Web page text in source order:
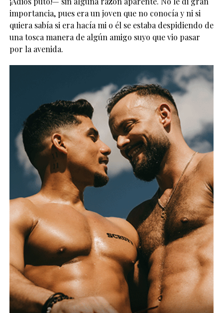
importancia, pues era un joven que no conocía y ni si
quiera sabía si era hacía mi o él se estaba despidiendo de
una tosca manera de algún amigo suyo que vio pasar
por la avenida.